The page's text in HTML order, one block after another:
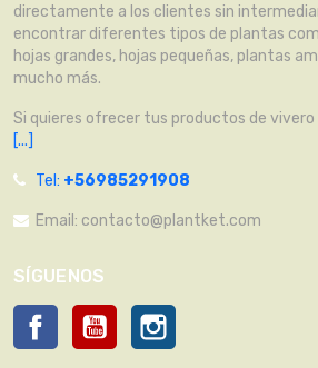
directamente a los clientes sin
encontrar diferentes tipos de plantas
hojas grandes, hojas pequeñas, plantas
mucho más.
Si quieres ofrecer tus productos de vivero
[...]
Tel: +56985291908
Email: contacto@plantket.com
SÍGUENOS
Facebook YouTube